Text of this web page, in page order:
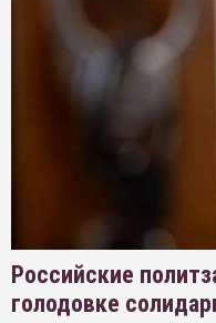
Российские
голодовке